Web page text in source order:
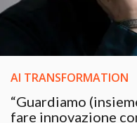
AI TRANSFORMATION
“Guardiamo
fare innovazione